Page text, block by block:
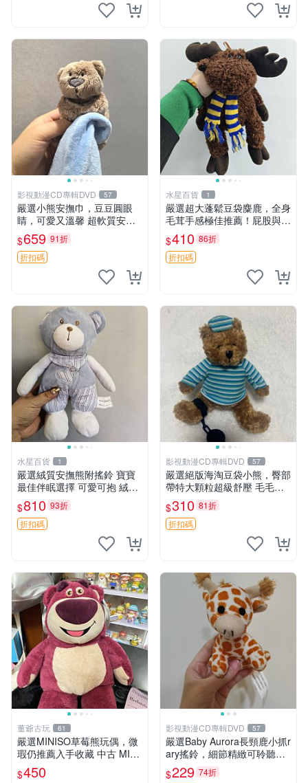
影視動漫CD專輯DVD 57
嚴選小熊安撫巾，豆豆圓眼
睛，可愛又溫馨 超軟質安撫
巾，豆豆設計，哄睡好幫手
約克豆豆眼安撫巾 數碼豆豆
眼
$659 91折
折扣碼
水星百貨 1
嚴選超大蓬鬆豆袋麋鹿，全身
毛茸手感極佳推薦！屁股與四
肢填充均勻，適合收藏與孩童
共賞。 麋鹿 豆袋 毛茸玩具
$410 86折
折扣碼
水星百貨 1
嚴選絨質安撫熊附搖鈴 寶寶
最佳伴眠選擇 可愛可抱 絨毛
玩具 安撫熊 嬰兒用
$810 93折
折扣碼
影視動漫CD專輯DVD 57
嚴選絕版海淘豆袋小熊，臀部
帶特大顆粒超級舒壓 毛毛摸
起來格外順滑適合收藏 100%
棉質 豆袋枕 豆袋、抱枕、小
熊
$310 81折
折扣碼
董爺古玩 61
嚴選MINISO草莓熊玩偶，微
瑕仍推薦入手收藏 中古 MINI
SO 草莓熊 玩具 收藏
$450
影視動漫CD專輯DVD 57
嚴選Baby Aurora長頸鹿小抓r
ary搖鈴，細節精緻可聆聽清
脆鈴音 軟萌可愛 定制紀念 金
屬搖鈴 新手媽咪推薦 長頸鹿
$229 74折